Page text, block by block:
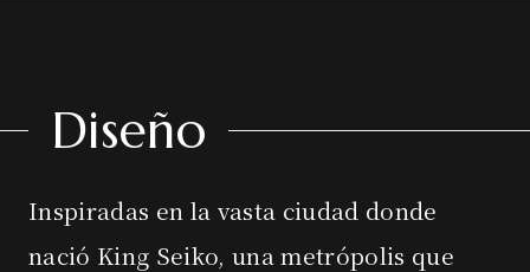
Diseño
Inspiradas en la vasta ciudad donde
nació King Seiko, una metrópolis que